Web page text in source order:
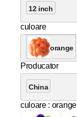
12 inch
culoare
orange
Producator
China
culoare : orange